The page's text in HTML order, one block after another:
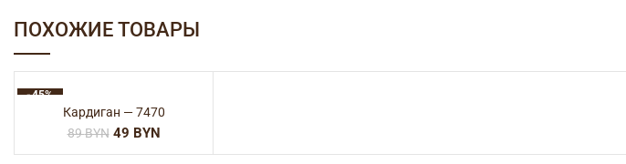
ПОХОЖИЕ ТОВАРЫ
-45%
Кардиган — 7470
89BYN 49 BYN